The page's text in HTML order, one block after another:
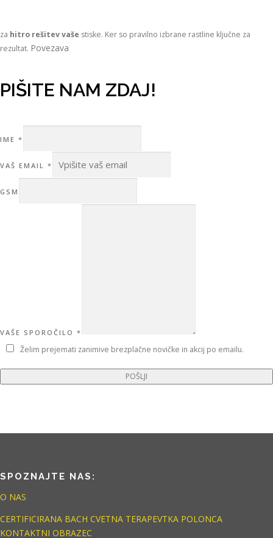
za hitro rešitev vaše stiske. Ker so pravilno izbrane rastline ključne za
rezultat. Povezava
PIŠITE NAM ZDAJ!
IME *
VAŠ EMAIL *
VAŠE
GSM
VAŠE SPOROČILO *
Želim prejemati zanimive brezplačne novičke in akcij po emailu.
POŠLJI
SPOZNAJTE NAS:
O NAS
CERTIFICIRANA BACH CVETNA TERAPEVTKA POLONCA
KONTAKTNI OBRAZEC